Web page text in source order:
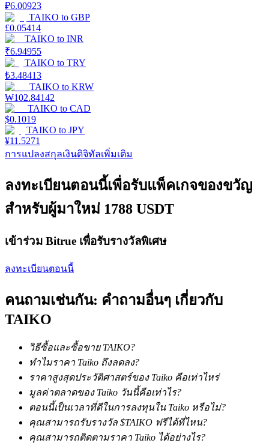
Launchpool
การเซ้งแบบยืดหยุ่นเพื่อรับโทเคนยอดนิยม
การล็อค BTR
การลงทุนพิเศษสำหรับผู้ถือ BTR
บริการยืมเงินที่ได้รับการสนับสนุนจาก Crypto
₽6.00923
TAIKO to GBP
£0.05414
TAIKO to INR
₹6.94955
TAIKO to TRY
₺3.48413
TAIKO to KRW
₩102.84142
TAIKO to CAD
$0.1019
TAIKO to JPY
¥11.5271
การแปลงสกุลเงินดิจิทัลเพิ่มเติม
ลงทะเบียนตอนนี้เพื่อรับแพ็คเกจของขวัญ
สำหรับผู้มาใหม่ 1788 USDT
เข้าร่วม Bitrue เพื่อรับรางวัลพิเศษ
ลงทะเบียนตอนนี้
คนถามเช่นกัน: คำถามอื่นๆ เกี่ยวกับ
TAIKO
วิธีซื้อและซื้อขาย TAIKO?
ทำไมราคา Taiko ถึงลดลง?
ราคาสูงสุดประวัติศาสตร์ของ Taiko คือเท่าไหร่
มูลค่าตลาดของ Taiko วันนี้คือเท่าไร?
ตอนนี้เป็นเวลาที่ดีในการลงทุนใน Taiko หรือไม่?
คุณสามารถรับรางวัล $TAIKO ฟรีได้ที่ไหน?
คุณสามารถติดตามราคา Taiko ได้อย่างไร?